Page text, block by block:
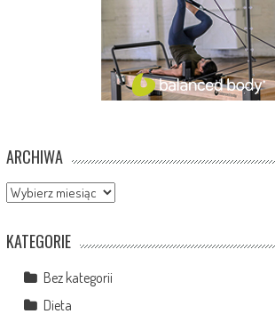
ARCHIWA
Archiwa
KATEGORIE
Bez kategorii
Dieta